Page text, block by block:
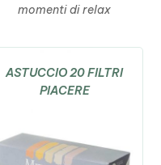
momenti di relax
ASTUCCIO 20 FILTRI
PIACERE